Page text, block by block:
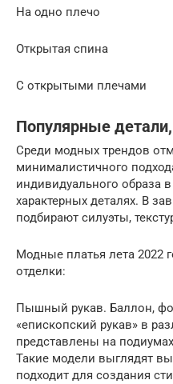
На одно плечо
Открытая спина
С открытыми плечами
Популярные
Среди модных трендов
минималистичного
индивидуального образа
характерных деталях. В
подбирают силуэты,
Модные платья лета 2022
отделки:
Пышный рукав. Баллон,
«епископский рукав» в
представлены на
Такие модели выглядят
подходит для создания